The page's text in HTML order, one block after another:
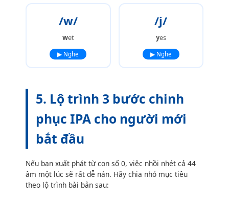
/w/
wet
▶ Nghe
/j/
yes
▶ Nghe
5. Lộ trình 3 bước chinh
phục IPA cho người mới
bắt đầu
Nếu bạn xuất phát từ con số 0, việc nhồi nhét cả 44
âm một lúc sẽ rất dễ nản. Hãy chia nhỏ mục tiêu
theo lộ trình bài bản sau: